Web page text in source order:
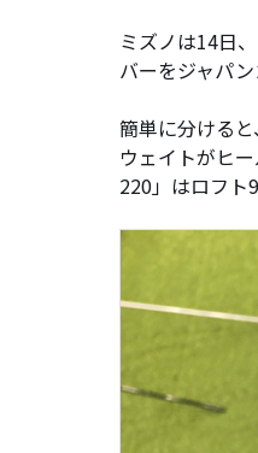
ミズノは14日
バーをジャパ
簡単に分ける
ウェイトがヒ
220」はロフト